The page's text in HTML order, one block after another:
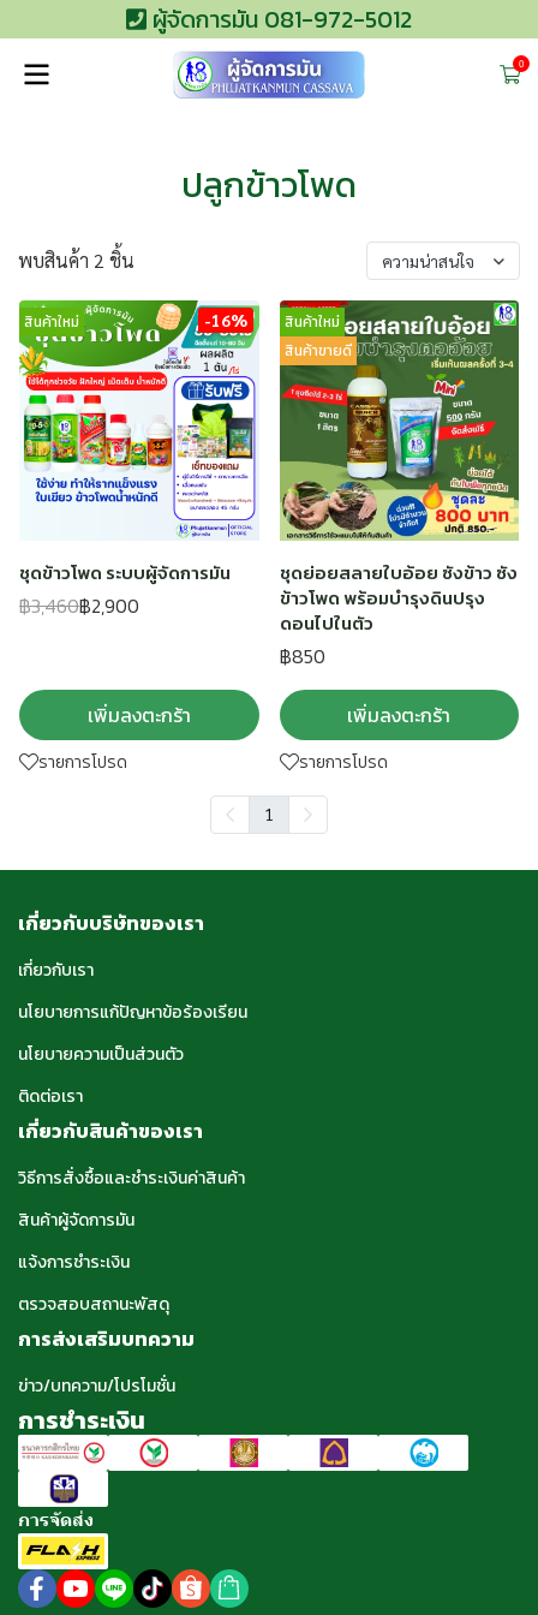
ผู้จัดการมัน 081-972-5012
0
ปลูกข้าวโพด
พบสินค้า 2 ชิ้น ความน่าสนใจ
สินค้าใหม่ -16%
ชุดข้าวโพด ระบบผู้จัดการมัน
฿3,460฿2,900
เพิ่มลงตะกร้า
รายการโปรด
สินค้าใหม่
สินค้าขายดี
ชุดย่อยสลายใบอ้อย ซังข้าว ซัง
ข้าวโพด พร้อมบำรุงดินปรุง
ดอนไปในตัว
฿850
เพิ่มลงตะกร้า
รายการโปรด
1
เกี่ยวกับบริษัทของเรา
เกี่ยวกับเรา
นโยบายการแก้ปัญหาข้อร้องเรียน
นโยบายความเป็นส่วนตัว
ติดต่อเรา
เกี่ยวกับสินค้าของเรา
วิธีการสั่งซื้อและชำระเงินค่าสินค้า
สินค้าผู้จัดการมัน
แจ้งการชำระเงิน
ตรวจสอบสถานะพัสดุ
การส่งเสริมบทความ
ข่าว/บทความ/โปรโมชั่น
การชำระเงิน
การจัดส่ง